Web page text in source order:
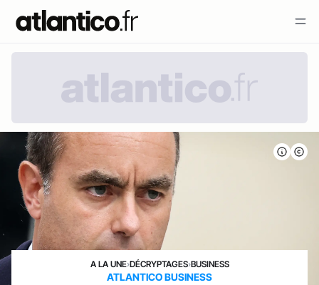
A LA UNE›DÉCRYPTAGES›BUSINESS
ATLANTICO BUSINESS